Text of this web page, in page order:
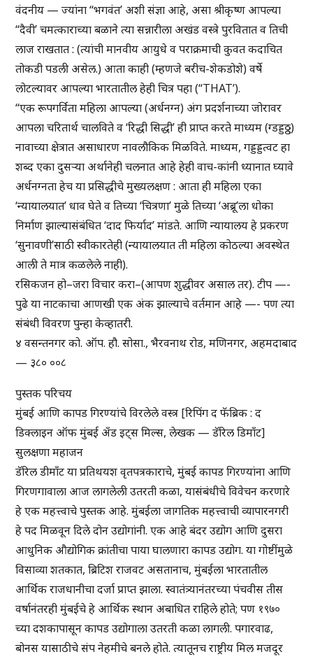
वंदनीय — ज्यांना “भगवंत’ अशी संज्ञा आहे, असा श्रीकृष्ण आपल्या
“दैवी’ चमत्काराच्या बळाने त्या सन्नारीला अखंड वस्त्रे पुरवितात व तिची
लाज राखतात : (त्यांची मानवीय आयुधे व पराक्रमाची कुवत कदाचित
तोकडी पडली असेल.) आता काही (म्हणजे बरीच-शेकडोशे) वर्षे
लोटल्यावर आपल्या भारतातील हेही चित्र पहा (“THAT’).
“एक रूपगर्विता महिला आपल्या (अर्धनग्न) अंग प्रदर्शनाच्या जोरावर
आपला चरितार्थ चालविते व ‘रिद्धी सिद्धी’ ही प्राप्त करते माध्यम (ग्डड्डठ्ठ)
नावाच्या क्षेत्रात असाधारण नावलौकिक मिळविते. माध्यम, गड्डड्डत्वट हा
शब्द एका दुसऱ्या अर्थानेही चलनात आहे हेही वाच-कांनी ध्यानात घ्यावे
अर्धनग्नता हेच या प्रसिद्धीचे मुख्यलक्षण : आता ही महिला एका
‘न्यायालयात’ धाव घेते व तिच्या ‘चित्रणा’ मुळे तिच्या ‘अब्रू’ला धोका
निर्माण झाल्यासंबंधित ‘दाद फिर्याद’ मांडते. आणि न्यायालय हे प्रकरण
‘सुनावणी’साठी स्वीकारतेही (न्यायालयात ती महिला कोठल्या अवस्थेत
आली ते मात्र कळलेले नाही).
रसिकजन हो–जरा विचार करा–(आपण शुद्धीवर असाल तर). टीप —-
पुढे या नाटकाचा आणखी एक अंक झाल्याचे वर्तमान आहे —- पण त्या
संबंधी विवरण पुन्हा केव्हातरी.
४ वसन्तनगर को. ऑप. हौ. सोसा., भैरवनाथ रोड, मणिनगर, अहमदाबाद
— ३८० ००८
पुस्तक परिचय
मुंबई आणि कापड गिरण्यांचे विरलेले वस्त्र [रिपिंग द फॅब्रिक : द
डिक्लाइन ऑफ मुंबई अँड इट्स मिल्स, लेखक — डॅरिल डिमाँट]
सुलक्षणा महाजन
डॅरिल डीमाँट या प्रतिथयश वृतपत्रकाराचे, मुंबई कापड गिरण्यांना आणि
गिरणगावाला आज लागलेली उतरती कळा, यासंबंधीचे विवेचन करणारे
हे एक महत्त्वाचे पुस्तक आहे. मुंबईला जागतिक महत्त्वाची व्यापारनगरी
हे पद मिळवून दिले दोन उद्योगांनी. एक आहे बंदर उद्योग आणि दुसरा
आधुनिक औद्योगिक क्रांतीचा पाया घालणारा कापड उद्योग. या गोष्टींमुळे
विसाव्या शतकात, ब्रिटिश राजवट असतानाच, मुंबईला भारतातील
आर्थिक राजधानीचा दर्जा प्राप्त झाला. स्वातंत्र्यानंतरच्या पंचवीस तीस
वर्षानंतरही मुंबईचे हे आर्थिक स्थान अबाधित राहिले होते; पण १९७०
च्या दशकापासून कापड उद्योगाला उतरती कळा लागली. पगारवाढ,
बोनस यासाठीचे संप नेहमीचे बनले होते. त्यातूनच राष्ट्रीय मिल मजदूर